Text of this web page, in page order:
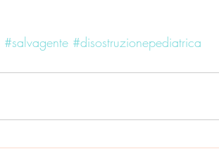
#salvagente #disostruzionepediatrica